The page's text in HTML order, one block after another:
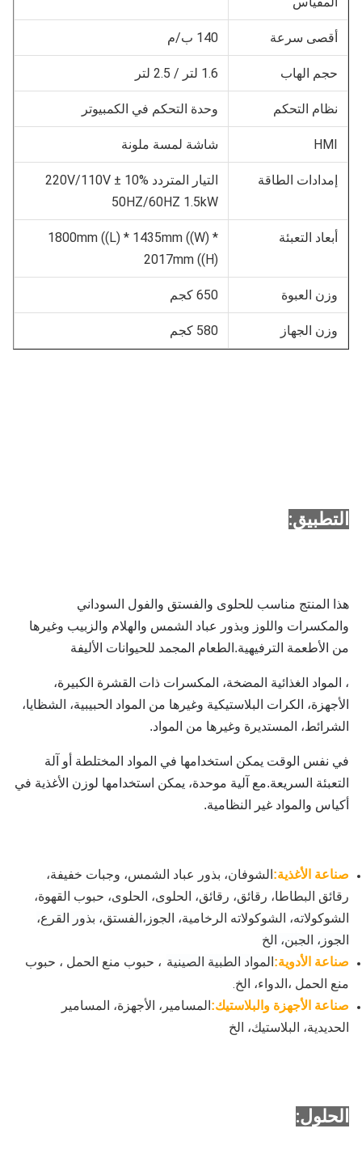
أقصى سرعة 140 ب/م
حجم الهاب 1.6 لتر / 2.5 لتر
نظام التحكم وحدة التحكم في الكمبيوتر
HMI شاشة لمسة ملونة
إمدادات الطاقة
التيار المتردد 220V/110V ± 10%
50HZ/60HZ 1.5kW
أبعاد التعبئة
1800mm ((L) * 1435mm ((W) *
2017mm ((H)
وزن العبوة 650 كجم
وزن الجهاز 580 كجم
التطبيق:
هذا المنتج مناسب للحلوى والفستق والفول السوداني
والمكسرات واللوز وبذور عباد الشمس والهلام والزبيب وغيرها
من الأطعمة الترفيهية. الطعام المجمد للحيوانات الأليفة
، المواد الغذائية المضخة، المكسرات ذات القشرة الكبيرة،
الأجهزة، الكرات البلاستيكية وغيرها من المواد الحبيبية، الشظايا،
الشرائط، المستديرة وغيرها من المواد.
في نفس الوقت يمكن استخدامها في المواد المختلطة أو آلة
التعبئة السريعة.مع آلية موحدة، يمكن استخدامها لوزن الأغذية في
أكياس والمواد غير النظامية.
صناعة الأغذية: الشوفان، بذور عباد الشمس، وجبات خفيفة،
رقائق البطاطا، رقائق، رقائق، الحلوى، الحلوى، حبوب القهوة،
الشوكولاته، الشوكولاته الرخامية، الجوز، الفستق، بذور القرع،
الجوز، الجبن، الخ
صناعة الأدوية:المواد الطبية الصينية ، حبوب منع الحمل ، حبوب
منع الحمل ،الدواء، الخ.
صناعة الأجهزة والبلاستيك: المسامير، الأجهزة، المسامير
الحديدية، البلاستيك، الخ
الحلول: